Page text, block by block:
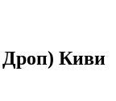
Киви